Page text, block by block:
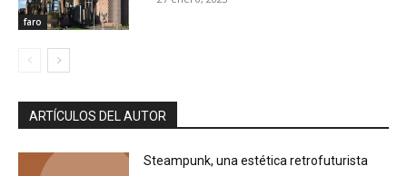
faro
ARTÍCULOS DEL AUTOR
Steampunk, una estética retrofuturista